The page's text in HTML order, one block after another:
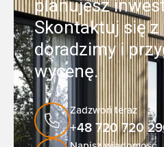
planujesz
Skontaktuj się
doradzimy i
wycenę.
Zadzwoń teraz
+48 720 720